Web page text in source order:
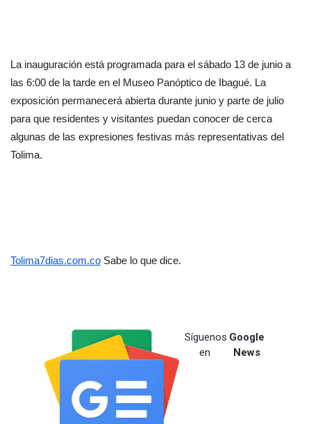
La inauguración está programada para el sábado 13 de junio a
las 6:00 de la tarde en el Museo Panóptico de Ibagué. La
exposición permanecerá abierta durante junio y parte de julio
para que residentes y visitantes puedan conocer de cerca
algunas de las expresiones festivas más representativas del
Tolima.
Tolima7dias.com.co Sabe lo que dice.
Síguenos
en
Google
News